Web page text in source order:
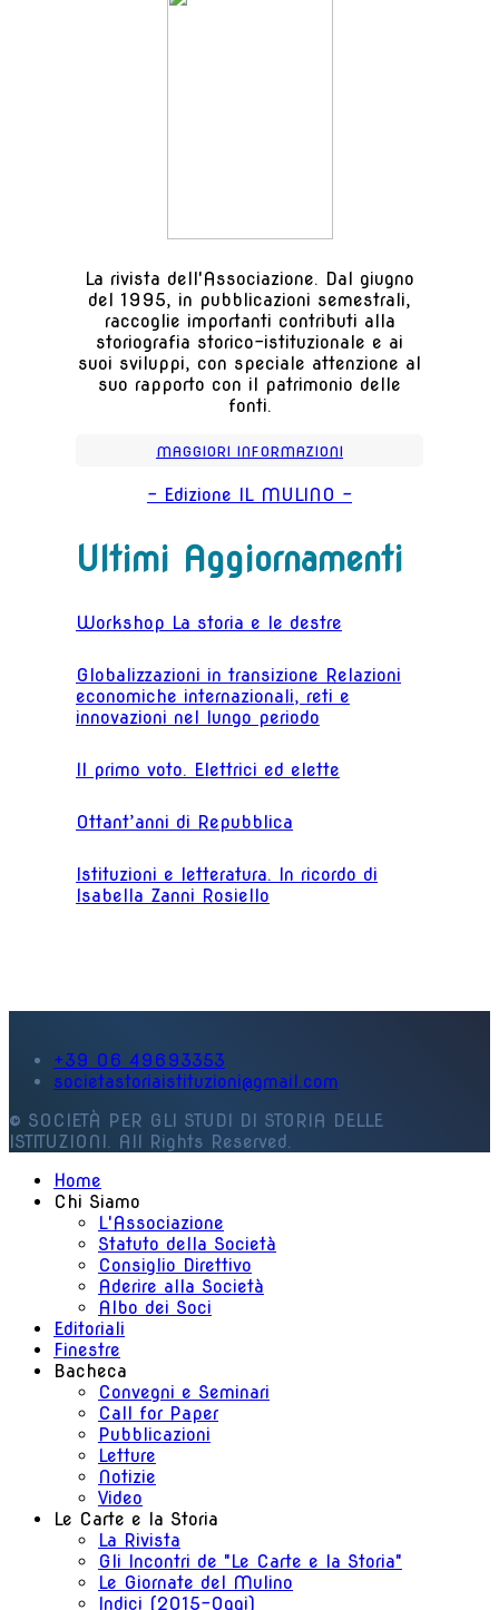
La rivista dell'Associazione. Dal giugno
del 1995, in pubblicazioni semestrali,
raccoglie importanti contributi alla
storiografia storico-istituzionale e ai
suoi sviluppi, con speciale attenzione al
suo rapporto con il patrimonio delle
fonti.
MAGGIORI INFORMAZIONI
- Edizione IL MULINO -
Ultimi Aggiornamenti
Workshop La storia e le destre
Globalizzazioni in transizione Relazioni
economiche internazionali, reti e
innovazioni nel lungo periodo
Il primo voto. Elettrici ed elette
Ottant’anni di Repubblica
Istituzioni e letteratura. In ricordo di
Isabella Zanni Rosiello
+39 06 49693353
societastoriaistituzioni@gmail.com
© SOCIETÀ PER GLI STUDI DI STORIA DELLE
ISTITUZIONI. All Rights Reserved.
Home
Chi Siamo
L'Associazione
Statuto della Società
Consiglio Direttivo
Aderire alla Società
Albo dei Soci
Editoriali
Finestre
Bacheca
Convegni e Seminari
Call for Paper
Pubblicazioni
Letture
Notizie
Video
Le Carte e la Storia
La Rivista
Gli Incontri de "Le Carte e la Storia"
Le Giornate del Mulino
Indici (2015-Oggi)